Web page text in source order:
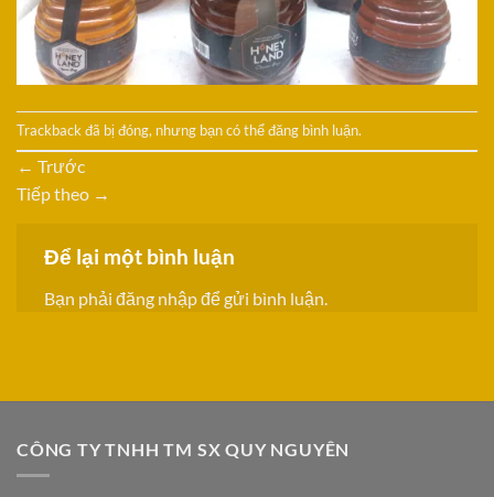
Trackback đã bị đóng, nhưng bạn có thểđăng bình luận.
← Trước
Tiếp theo →
Để lại một bình luận
Bạn phải đăng nhậpđể gửi bình luận.
CÔNG TY TNHH TM SX QUY NGUYÊN